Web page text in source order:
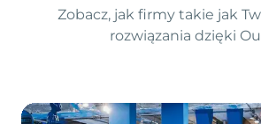
Zobacz, jak firmy takie jak
rozwiązania dzięki